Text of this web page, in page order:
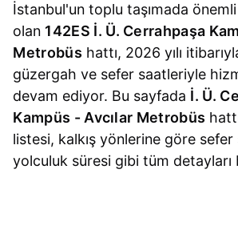
İstanbul'un toplu taşımada
olan 142ES İ. Ü. Cerrahpaşa
Metrobüs hattı, 2026 yılı
güzergah ve sefer saatleriyle
devam ediyor. Bu sayfada İ. Ü.
Kampüs - Avcılar Metrobüs
listesi, kalkış yönlerine göre
yolculuk süresi gibi tüm detayları